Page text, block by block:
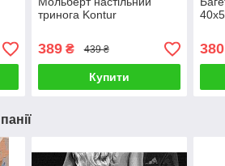
тринога Kontur
389₴ 439 ₴
Купити
380